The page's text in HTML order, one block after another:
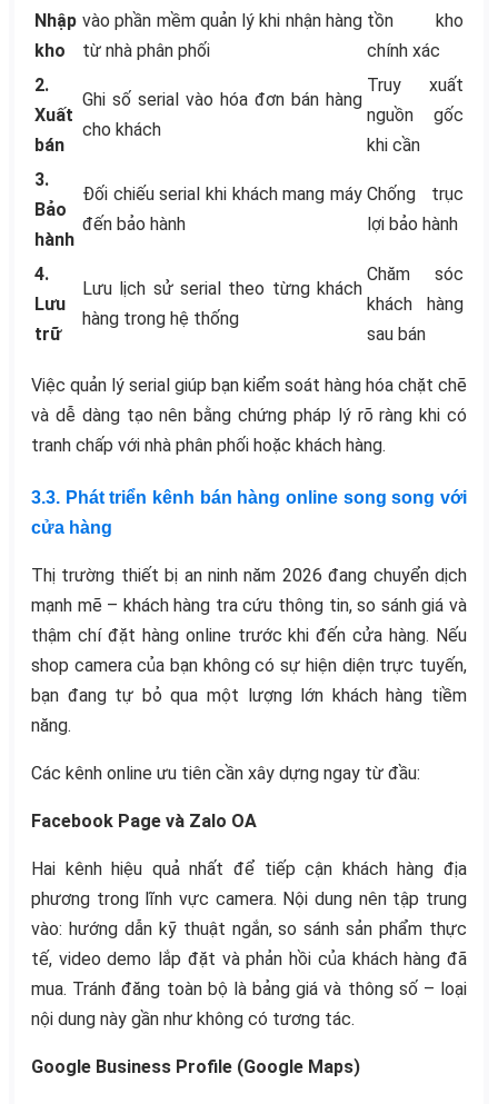
Nhập
kho
vào phần mềm quản lý khi nhận hàng
từ nhà phân phối
tồn kho
chính xác
2.
Xuất
bán
Ghi số serial vào hóa đơn bán hàng
cho khách
Truy xuất
nguồn gốc
khi cần
3.
Bảo
hành
Đối chiếu serial khi khách mang máy
đến bảo hành
Chống trục
lợi bảo hành
4.
Lưu
trữ
Lưu lịch sử serial theo từng khách
hàng trong hệ thống
Chăm sóc
khách hàng
sau bán
Việc quản lý serial giúp bạn kiểm soát hàng hóa chặt chẽ
và dễ dàng tạo nên bằng chứng pháp lý rõ ràng khi có
tranh chấp với nhà phân phối hoặc khách hàng.
3.3. Phát triển kênh bán hàng online song song với
cửa hàng
Thị trường thiết bị an ninh năm 2026 đang chuyển dịch
mạnh mẽ – khách hàng tra cứu thông tin, so sánh giá và
thậm chí đặt hàng online trước khi đến cửa hàng. Nếu
shop camera của bạn không có sự hiện diện trực tuyến,
bạn đang tự bỏ qua một lượng lớn khách hàng tiềm
năng.
Các kênh online ưu tiên cần xây dựng ngay từ đầu:
Facebook Page và Zalo OA
Hai kênh hiệu quả nhất để tiếp cận khách hàng địa
phương trong lĩnh vực camera. Nội dung nên tập trung
vào: hướng dẫn kỹ thuật ngắn, so sánh sản phẩm thực
tế, video demo lắp đặt và phản hồi của khách hàng đã
mua. Tránh đăng toàn bộ là bảng giá và thông số – loại
nội dung này gần như không có tương tác.
Google Business Profile (Google Maps)